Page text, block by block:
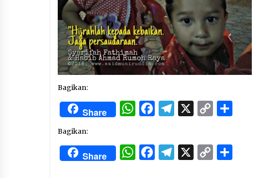
Said Muniruddin Beri Pelatihan dan
Motivasi untuk 179 Guru Diniyah
Disdikbud Kota Banda Aceh
4 months ago
Bagikan:
Share WhatsApp
Facebook
Telegram
X Copy
Bagikan:
Share WhatsApp
Facebook
Telegram
X Copy